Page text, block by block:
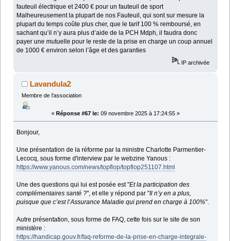
fauteuil électrique et 2400 € pour un fauteuil de sport
Malheureusement la plupart de nos Fauteuil, qui sont sur mesure la
plupart du temps coûte plus cher, que le tarif 100 % remboursé, en
sachant qu’il n’y aura plus d’aide de la PCH Mdph, il faudra donc
payer une mutuelle pour le reste de la prise en charge un coup annuel
de 1000 € environ selon l’âge et des garanties
IP archivée
Lavandula2
Membre de l'association
« Réponse #67 le: 09 novembre 2025 à 17:24:55 »
Bonjour,
Une présentation de la réforme par la ministre Charlotte Parmentier-
Lecocq, sous forme d'interview par le webzine Yanous :
https://www.yanous.com/news/topflop/topflop251107.html
Une des questions qui lui est posée est "Et la participation des
complémentaires santé ?", et elle y répond par "Il n’y en a plus,
puisque que c’est l’Assurance Maladie qui prend en charge à 100%".
Autre présentation, sous forme de FAQ, cette fois sur le site de son
ministère :
https://handicap.gouv.fr/faq-reforme-de-la-prise-en-charge-integrale-